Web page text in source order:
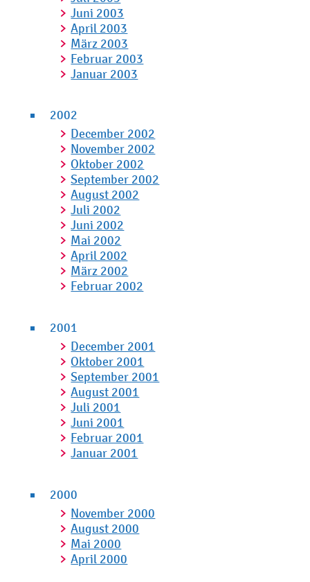
Juni 2003
April 2003
März 2003
Februar 2003
Januar 2003
2002
December 2002
November 2002
Oktober 2002
September 2002
August 2002
Juli 2002
Juni 2002
Mai 2002
April 2002
März 2002
Februar 2002
2001
December 2001
Oktober 2001
September 2001
August 2001
Juli 2001
Juni 2001
Februar 2001
Januar 2001
2000
November 2000
August 2000
Mai 2000
April 2000